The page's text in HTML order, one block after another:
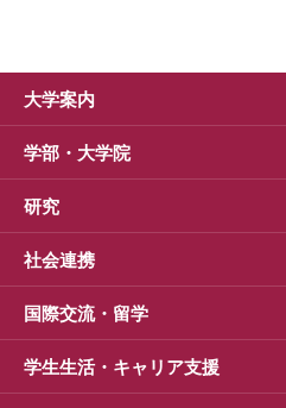
大学案内
学部・大学院
研究
社会連携
国際交流・留学
学生生活・キャリア支援